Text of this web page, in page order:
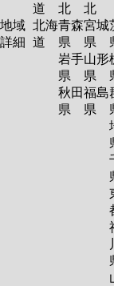
道
北
北
地域
詳細
北海
道
青森
県
岩手
県
秋田
県
宮城
県
山形
県
福島
県